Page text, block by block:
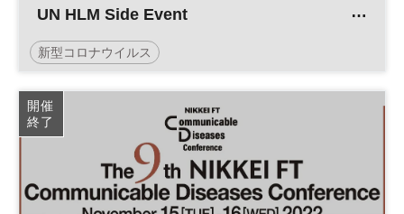
UN HLM Side Event
“Ongoing pandemic (tuberculosis)
response and future pandemic
preparedness – How to make synergy”
新型コロナウイルス
開催
終了